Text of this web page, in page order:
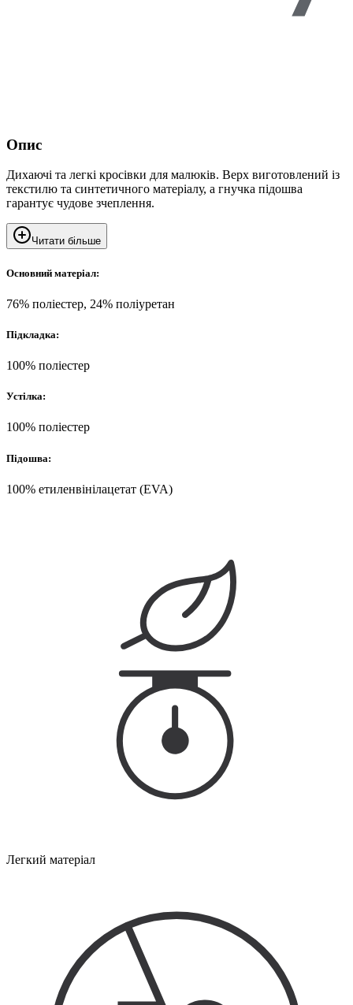
Опис
Дихаючі та легкі кросівки для малюків. Верх виготовлений із
текстилю та синтетичного матеріалу, а гнучка підошва
гарантує чудове зчеплення.
Читати більше
Основний матеріал:
76% поліестер, 24% поліуретан
Підкладка:
100% поліестер
Устілка:
100% поліестер
Підошва:
100% етиленвінілацетат (EVA)
Легкий матеріал